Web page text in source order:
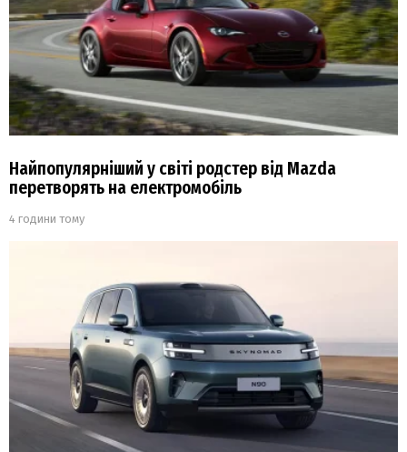
Найпопулярніший у світі родстер від Mazda
перетворять на електромобіль
4 години тому